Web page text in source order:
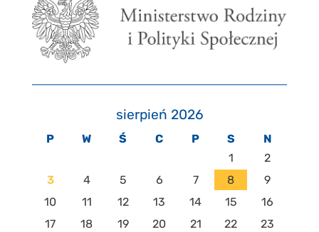
sierpień 2026
P W Ś C P S
N
1
2
3
4 5 6 7 8
9
10
11 12 13 14 15
16
17
18 19 20 21 22
23